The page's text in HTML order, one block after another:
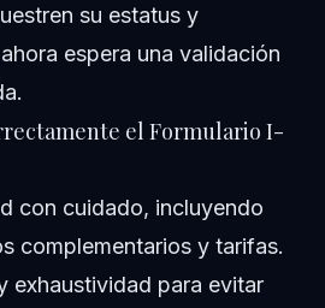
su estatus y
espera una validación
el Formulario I-
con cuidado, incluyendo
complementarios y tarifas.
exhaustividad para evitar